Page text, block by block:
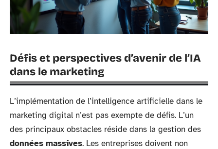
Défis et perspectives d’avenir de l’IA
dans le marketing
L’implémentation de l’intelligence artificielle dans le
marketing digital n’est pas exempte de défis. L’un
des principaux obstacles réside dans la gestion des
données massives. Les entreprises doivent non